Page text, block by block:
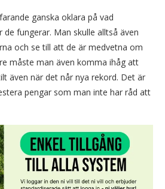
ganska oklara på vad
fungerar. Man skulle alltså även
och se till att de är medvetna om
måste man även komma ihåg att
även när det når nya rekord. Det är
pengar som man inte har råd att